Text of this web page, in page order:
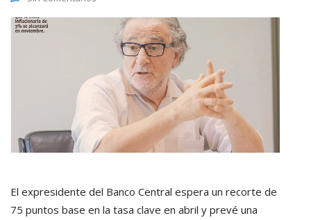
El expresidente del Banco Central espera un recorte de
75 puntos base en la tasa clave en abril y prevé una